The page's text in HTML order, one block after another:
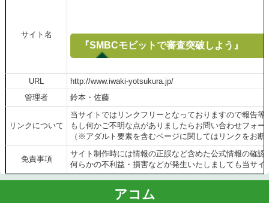
サイト名
『SMBCモビットで審査突破しよう』
URL
http://www.iwaki-yotsukura.jp/
管理者
鈴本・佐藤
リンクについて
当サイトではリンクフリーとなっておりますので報告等
もし何かご不明な点がありましたらお問い合わせフォ
（※アダルト要素を含むページに関してはリンクをお
免責事項
サイト制作時には情報の正誤など含めた公式情報の確
何らかの不利益・損害などが発生いたしましても当サ
アコム